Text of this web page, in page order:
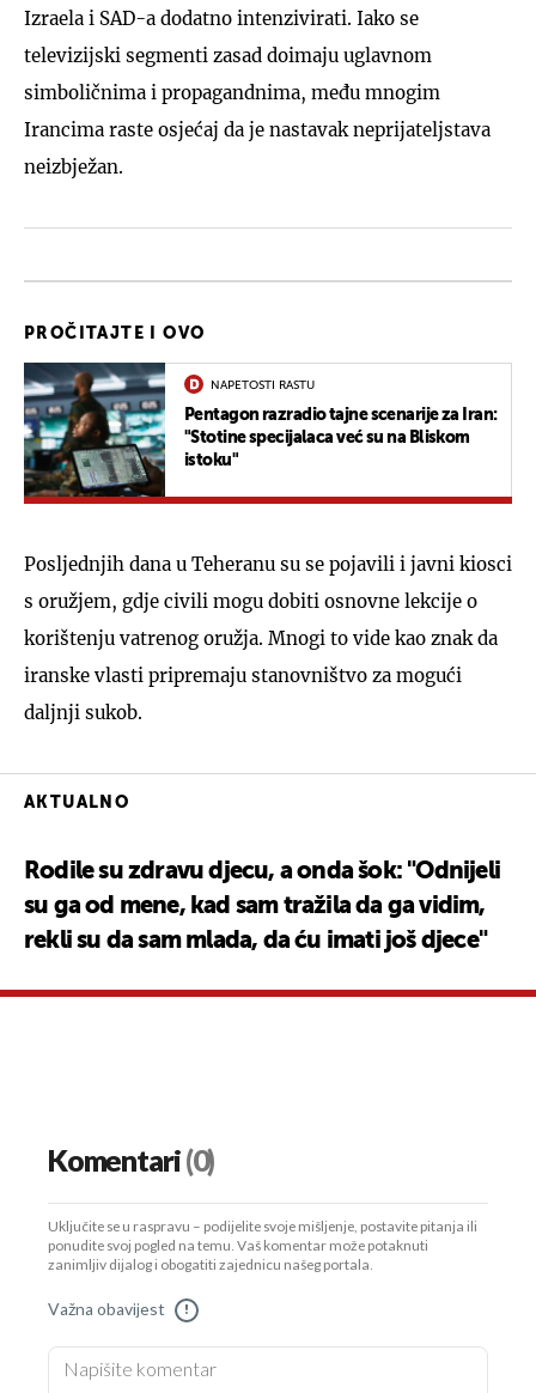
Izraela i SAD-a dodatno intenzivirati. Iako se
televizijski segmenti zasad doimaju uglavnom
simboličnima i propagandnima, među mnogim
Irancima raste osjećaj da je nastavak neprijateljstava
neizbježan.
PROČITAJTE I OVO
NAPETOSTI RASTU
Pentagon razradio tajne scenarije za Iran:
"Stotine specijalaca već su na Bliskom
istoku"
Posljednjih dana u Teheranu su se pojavili i javni kiosci
s oružjem, gdje civili mogu dobiti osnovne lekcije o
korištenju vatrenog oružja. Mnogi to vide kao znak da
iranske vlasti pripremaju stanovništvo za mogući
daljnji sukob.
AKTUALNO
Rodile su zdravu djecu, a onda šok: "Odnijeli
su ga od mene, kad sam tražila da ga vidim,
rekli su da sam mlada, da ću imati još djece"
Komentari(0)
Uključite se u raspravu – podijelite svoje mišljenje, postavite pitanja ili
ponudite svoj pogled na temu. Vaš komentar može potaknuti
zanimljiv dijalog i obogatiti zajednicu našeg portala.
Važna obavijest !